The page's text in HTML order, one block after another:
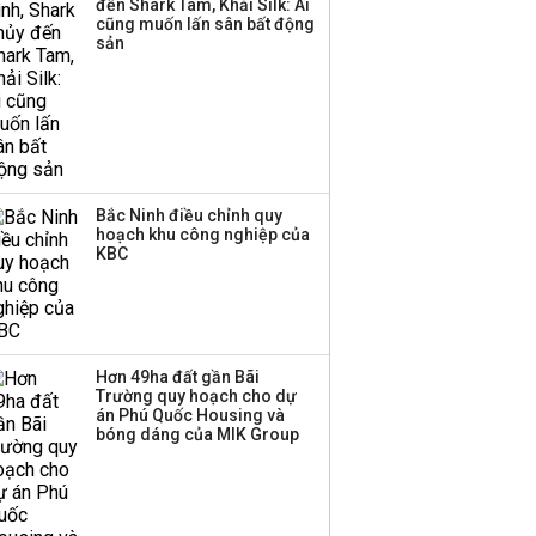
'tắc nghẽn'
đến Shark Tam, Khải Silk: Ai
cũng muốn lấn sân bất động
sản
Bắc Ninh điều chỉnh quy
hoạch khu công nghiệp của
KBC
Hơn 49ha đất gần Bãi
Trường quy hoạch cho dự
án Phú Quốc Housing và
bóng dáng của MIK Group